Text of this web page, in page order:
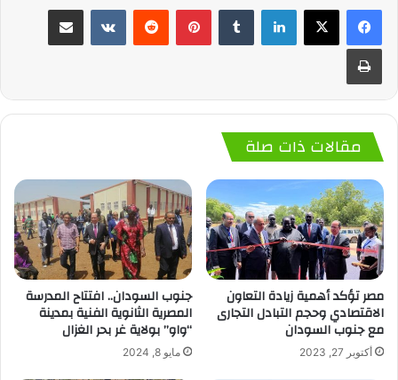
لينكدإن بينتيريست
مقالات ذات صلة
مصر تؤكد أهمية زيادة التعاون
الاقتصادي وحجم التبادل التجارى
مع جنوب السودان
أكتوبر 27, 2023
جنوب السودان.. افتتاح المدرسة
المصرية الثانوية الفنية بمدينة
“واو” بولاية غر بحر الغزال
مايو 8, 2024